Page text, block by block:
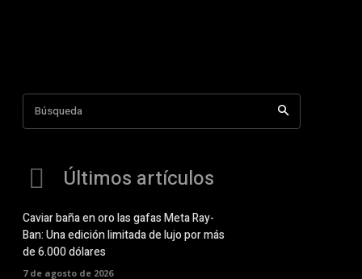
Búsqueda
Últimos artículos
Caviar baña en oro las gafas Meta Ray-
Ban: Una edición limitada de lujo por más
de 6.000 dólares
7 de agosto de 2026